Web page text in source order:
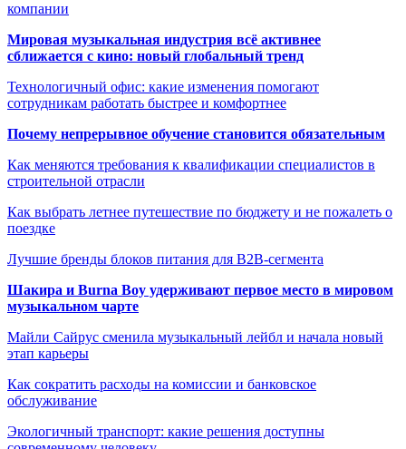
компании
Мировая музыкальная индустрия всё активнее
сближается с кино: новый глобальный тренд
Технологичный офис: какие изменения помогают
сотрудникам работать быстрее и комфортнее
Почему непрерывное обучение становится обязательным
Как меняются требования к квалификации специалистов в
строительной отрасли
Как выбрать летнее путешествие по бюджету и не пожалеть о
поездке
Лучшие бренды блоков питания для B2B-сегмента
Шакира и Burna Boy удерживают первое место в мировом
музыкальном чарте
Майли Сайрус сменила музыкальный лейбл и начала новый
этап карьеры
Как сократить расходы на комиссии и банковское
обслуживание
Экологичный транспорт: какие решения доступны